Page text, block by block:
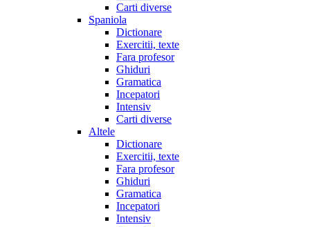
Carti diverse
Spaniola
Dictionare
Exercitii, texte
Fara profesor
Ghiduri
Gramatica
Incepatori
Intensiv
Carti diverse
Altele
Dictionare
Exercitii, texte
Fara profesor
Ghiduri
Gramatica
Incepatori
Intensiv